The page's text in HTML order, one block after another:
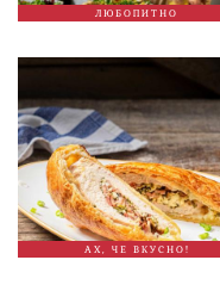
ЛЮБОПИТНО
АХ, ЧЕ ВКУСНО!